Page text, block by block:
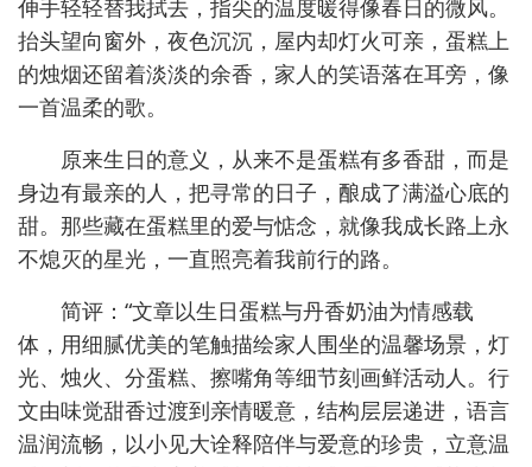
伸手轻轻替我拭去，指尖的温度暖得像春日的微风。
抬头望向窗外，夜色沉沉，屋内却灯火可亲，蛋糕上
的烛烟还留着淡淡的余香，家人的笑语落在耳旁，像
一首温柔的歌。
原来生日的意义，从来不是蛋糕有多香甜，而是
身边有最亲的人，把寻常的日子，酿成了满溢心底的
甜。那些藏在蛋糕里的爱与惦念，就像我成长路上永
不熄灭的星光，一直照亮着我前行的路。
简评：“文章以生日蛋糕与丹香奶油为情感载
体，用细腻优美的笔触描绘家人围坐的温馨场景，灯
光、烛火、分蛋糕、擦嘴角等细节刻画鲜活动人。行
文由味觉甜香过渡到亲情暖意，结构层层递进，语言
温润流畅，以小见大诠释陪伴与爱意的珍贵，立意温